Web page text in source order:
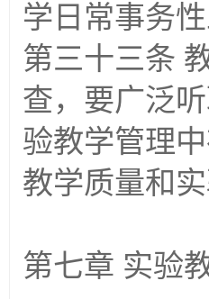
学日常事务性
第三十三条
查，要广泛
验教学管理
教学质量和
第七章 实验